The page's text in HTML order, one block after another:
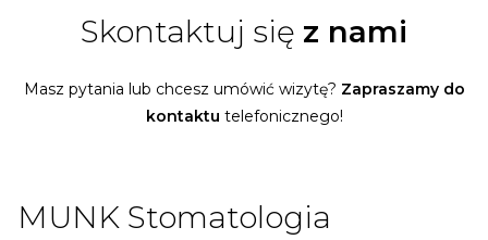
Skontaktuj się z nami
Masz pytania lub chcesz umówić wizytę? Zapraszamy do
kontaktu telefonicznego!
MUNK Stomatologia